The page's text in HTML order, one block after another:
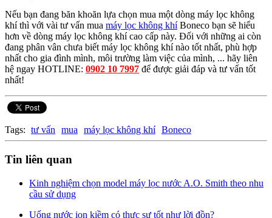
Nếu bạn đang băn khoăn lựa chọn mua một dòng máy lọc không
khí thì với vài tư vấn mua máy lọc không khíBoneco bạn sẽ hiểu
hơn về dòng máy lọc không khí cao cấp này. Đối với những ai còn
đang phân vân chưa biết máy lọc không khí nào tốt nhất, phù hợp
nhất cho gia đình mình, môi trường làm việc của mình, ... hãy liên
hệ ngay HOTLINE: 0902 10 7997 để được giải đáp và tư vấn tốt
nhất!
Tags: tư vấn mua máy lọc không khí Boneco
Tin liên quan
Kinh nghiệm chọn model máy lọc nước A.O. Smith theo nhu
cầu sử dụng
Uống nước ion kiềm có thực sự tốt như lời đồn?